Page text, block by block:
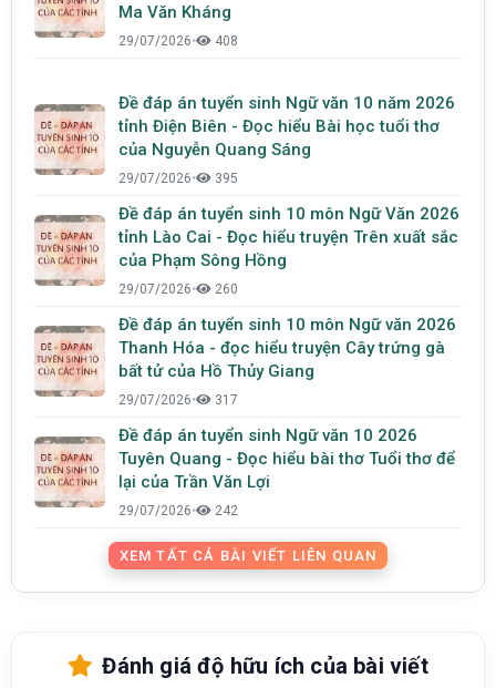
Ma Văn Kháng
29/07/2026• 408
Đề đáp án tuyển sinh Ngữ văn 10 năm 2026
tỉnh Điện Biên - Đọc hiểu Bài học tuổi thơ
của Nguyễn Quang Sáng
29/07/2026• 395
Đề đáp án tuyển sinh 10 môn Ngữ Văn 2026
tỉnh Lào Cai - Đọc hiểu truyện Trên xuất sắc
của Phạm Sông Hồng
29/07/2026• 260
Đề đáp án tuyển sinh 10 môn Ngữ văn 2026
Thanh Hóa - đọc hiểu truyện Cây trứng gà
bất tử của Hồ Thủy Giang
29/07/2026• 317
Đề đáp án tuyển sinh Ngữ văn 10 2026
Tuyên Quang - Đọc hiểu bài thơ Tuổi thơ để
lại của Trần Văn Lợi
29/07/2026• 242
XEM TẤT CẢ BÀI VIẾT LIÊN QUAN
Đánh giá độ hữu ích của bài viết